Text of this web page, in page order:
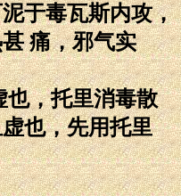
于毒瓦斯内攻，
痛，邪气实
也，托里消毒散
也，先用托里